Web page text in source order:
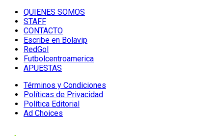
QUIENES SOMOS
STAFF
CONTACTO
Escribe en Bolavip
RedGol
Futbolcentroamerica
APUESTAS
Términos y Condiciones
Políticas de Privacidad
Política Editorial
Ad Choices